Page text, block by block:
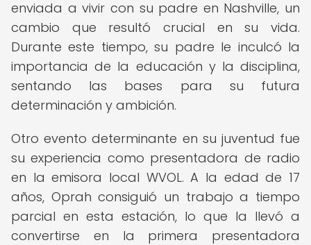
enviada a vivir con su padre en Nashville, un
cambio que resultó crucial en su vida.
Durante este tiempo, su padre le inculcó la
importancia de la educación y la disciplina,
sentando las bases para su futura
determinación y ambición.
Otro evento determinante en su juventud fue
su experiencia como presentadora de radio
en la emisora local WVOL. A la edad de 17
años, Oprah consiguió un trabajo a tiempo
parcial en esta estación, lo que la llevó a
convertirse en la primera presentadora